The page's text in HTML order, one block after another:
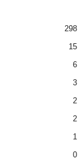
298
15
6
3
2
2
1
0